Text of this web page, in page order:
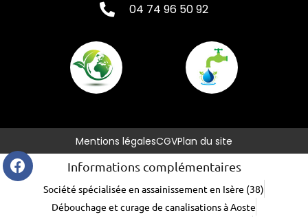
04 74 96 50 92
Mentions légalesCGVPlan du site
Informations complémentaires
Société spécialisée en assainissement en Isère (38)
Débouchage et curage de canalisations à Aoste